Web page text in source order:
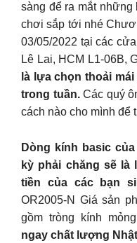
sàng để ra mắt những
chơi sắp tới nhé
03/05/2022 tại các
Lê Lai, HCM L1-06B,
là lựa chọn thoải
trong tuần.Các quý
cách nào cho mình để
Dòng kính basic
kỳ phải chăng sẽ
tiền của các bạn
OR2005-N Giá sản
gồm tròng kính
ngay chất lượng